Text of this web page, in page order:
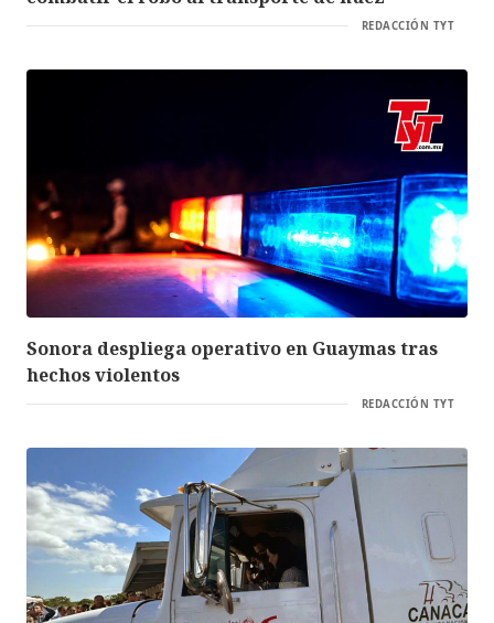
REDACCIÓN TYT
Sonora despliega operativo en Guaymas tras
hechos violentos
REDACCIÓN TYT